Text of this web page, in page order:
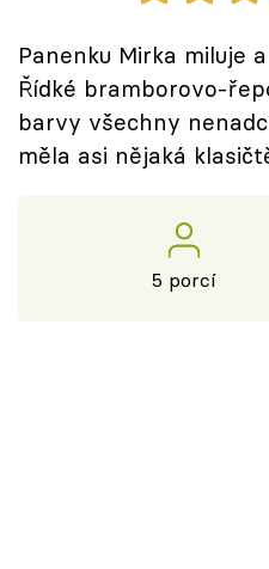
Sledujte prima+
Přihlášení
Panenku Mirka miluje
Řídké bramborovo-
barvy všechny
měla asi nějaká
5 porcí